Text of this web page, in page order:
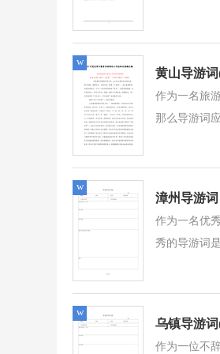
黄山导游
作为一名旅
那么导游词
w
漳州导游词
作为一名优
秀的导游词
w
乌镇导游
作为一位不
w